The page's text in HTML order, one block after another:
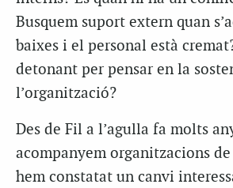
Busquem suport extern quan
baixes i el personal està
detonant per pensar en la
l’organització?
Des de Fil a l’agulla fa molts
acompanyem organitzacions
hem constatat un canvi